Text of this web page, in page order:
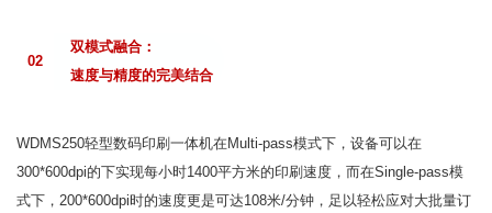
02
双模式融合：
速度与精度的完美结合
WDMS250轻型数码印刷一体机在Multi-pass模式下，设备可以在
300*600dpi的下实现每小时1400平方米的印刷速度，而在Single-pass模
式下，200*600dpi时的速度更是可达108米/分钟，足以轻松应对大批量订